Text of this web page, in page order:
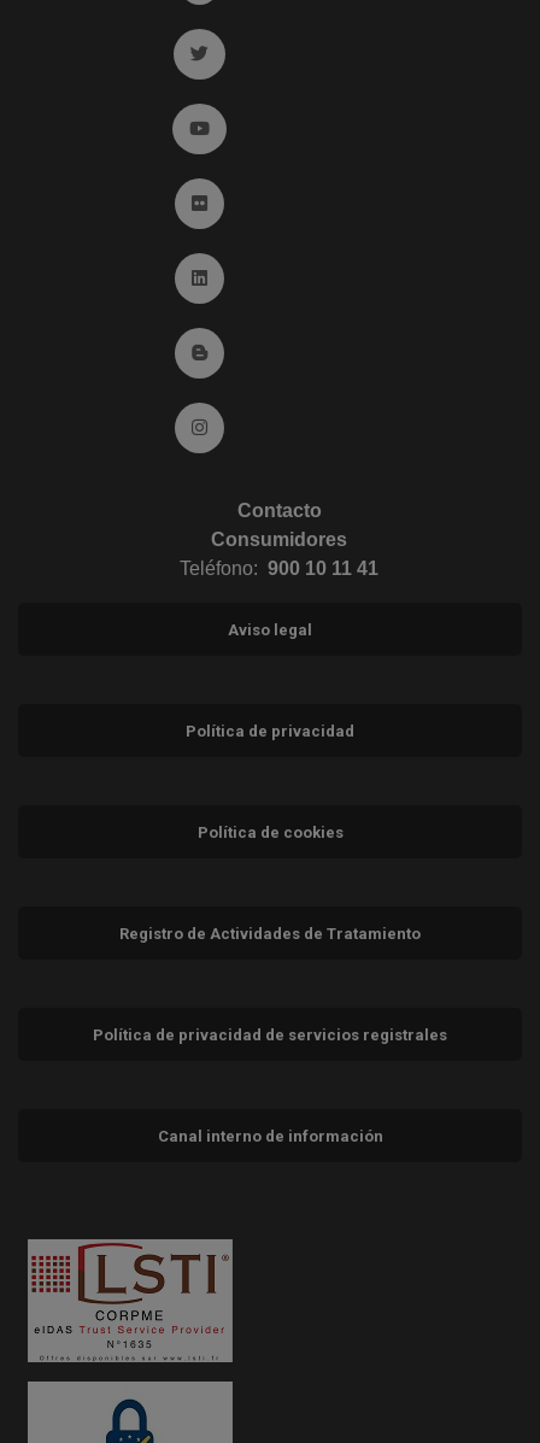
Ir a twitter (abre en ventana nueva)
Ir a YouTube (abre en ventana nueva)
Ir a Flickr (abre en ventana nueva)
Ir a Linkedin (abre en ventana nueva)
Ir al Blog (abre en ventana nueva)
Ir a Instagram (abre en ventana nueva)
Contacto
Consumidores
Teléfono: 900 10 11 41
Aviso legal
Política de privacidad
Política de cookies
Registro de Actividades de Tratamiento
Política de privacidad de servicios registrales
Canal interno de información